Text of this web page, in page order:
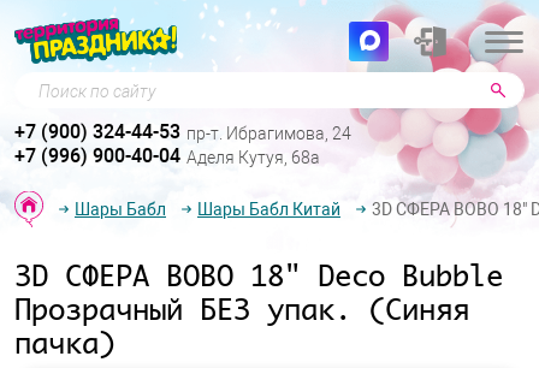
Поиск по сайту
+7 (900) 324-44-53 пр-т. Ибрагимова, 24
+7 (996) 900-40-04 Аделя Кутуя, 68а
Шары Бабл Шары Бабл Китай 3D СФЕРА BOBO 18"
3D СФЕРА BOBO 18" Deco Bubble
Прозрачный БЕЗ упак. (Синяя
пачка)